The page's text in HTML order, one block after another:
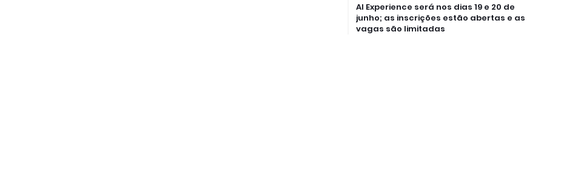
AI Experience será nos dias 19 e 20 de
junho; as inscrições estão abertas e as
vagas são limitadas